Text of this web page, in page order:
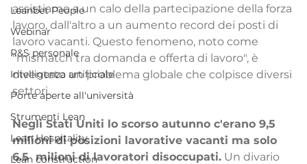
Leanbet People
Webinar
R&S personale
Intelligenza artificiale
Porte aperte all'università
Strumenti Lean
Lean Hospitality
Lean construction
assistiamo a un calo della partecipazione della forza
lavoro, dall'altro a un aumento record dei posti di
lavoro vacanti. Questo fenomeno, noto come
"mismatch tra domanda e offerta di lavoro", è
diventato un problema globale che colpisce diversi
settori.
Negli Stati Uniti lo scorso autunno c'erano 9,5
milioni di posizioni lavorative vacanti ma solo
6.5  milioni di lavoratori disoccupati. Un divario